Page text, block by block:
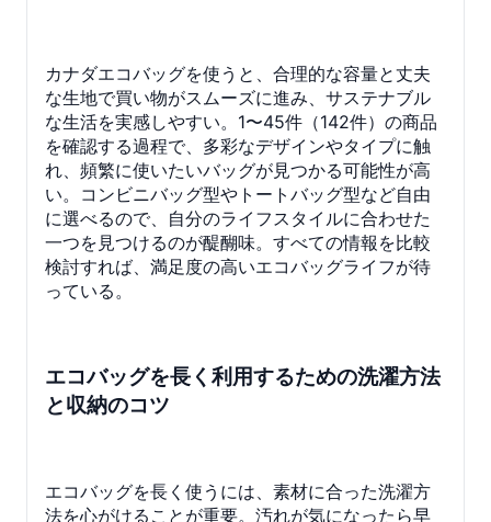
カナダエコバッグを使うと、合理的な容量と丈夫
な生地で買い物がスムーズに進み、サステナブル
な生活を実感しやすい。1〜45件（142件）の商品
を確認する過程で、多彩なデザインやタイプに触
れ、頻繁に使いたいバッグが見つかる可能性が高
い。コンビニバッグ型やトートバッグ型など自由
に選べるので、自分のライフスタイルに合わせた
一つを見つけるのが醍醐味。すべての情報を比較
検討すれば、満足度の高いエコバッグライフが待
っている。
エコバッグを長く利用するための洗濯方法
と収納のコツ
エコバッグを長く使うには、素材に合った洗濯方
法を心がけることが重要。汚れが気になったら早